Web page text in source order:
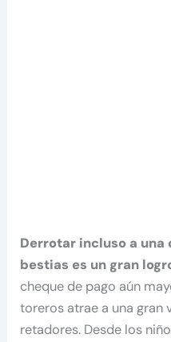
Derrotar incluso a una
bestias es un gran
cheque de pago aún
toreros atrae a una gran
retadores. Desde los